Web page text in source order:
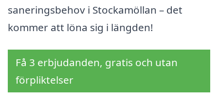
saneringsbehov i Stockamöllan – det
kommer att löna sig i längden!
Få 3 erbjudanden, gratis och utan
förpliktelser